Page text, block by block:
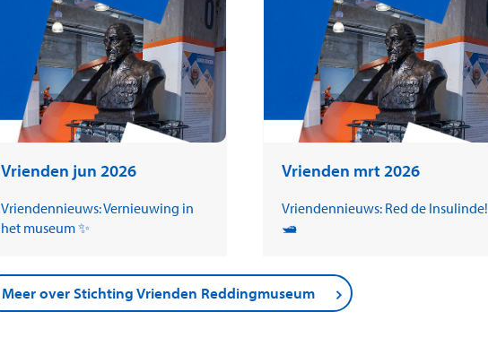
Vrienden jun 2026
Vriendennieuws: Vernieuwing in
het museum ✨
Vrienden mrt 2026
Vriendennieuws: Red de Insulinde!
🛥️
Meer over Stichting Vrienden Reddingmuseum